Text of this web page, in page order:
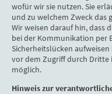
wofür wir sie nutzen. Sie
und zu welchem Zweck das
Wir weisen darauf hin, dass
bei der Kommunikation per
Sicherheitslücken
vor dem Zugriff durch Dritte
möglich.
Hinweis zur